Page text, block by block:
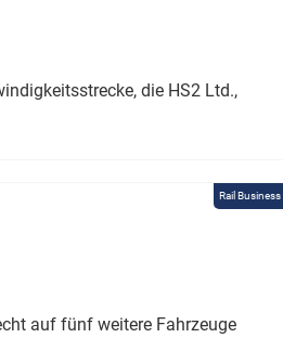
die HS2 Ltd.,
Rail Business
auf fünf weitere Fahrzeuge